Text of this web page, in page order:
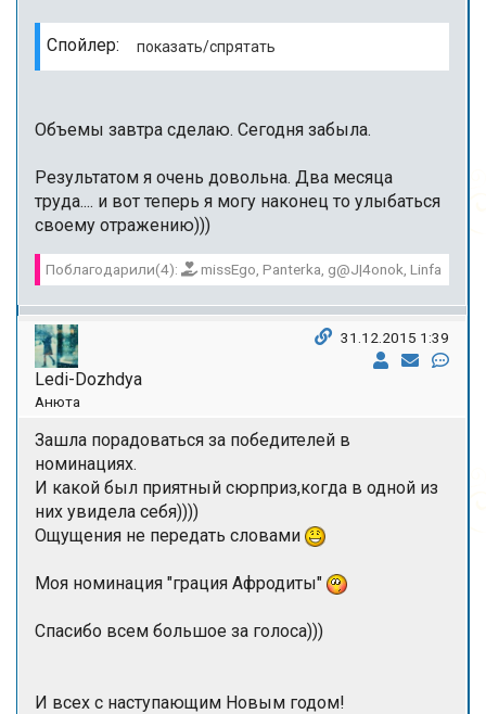
Спойлер:
Объемы завтра сделаю. Сегодня забыла.
Результатом я очень довольна. Два месяца
труда.... и вот теперь я могу наконец то улыбаться
своему отражению)))
Поблагодарили(4): missEgo, Panterka, g@J|4onok, Linfa
Ledi-Dozhdya
Анюта
31.12.2015 1:39
Зашла порадоваться за победителей в
номинациях.
И какой был приятный сюрприз,когда в одной из
них увидела себя))))
Ощущения не передать словами
Моя номинация "грация Афродиты"
Спасибо всем большое за голоса)))
И всех с наступающим Новым годом!